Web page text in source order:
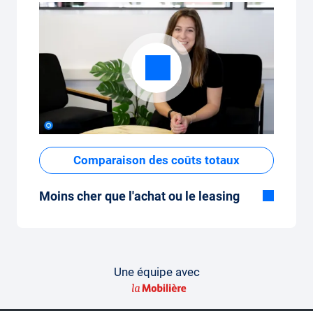
Comparaison des coûts totaux
Moins cher que l'achat ou le leasing
par rapport au leasing ou à l'achat d'une
Comment faire une comparaison
Une équipe avec